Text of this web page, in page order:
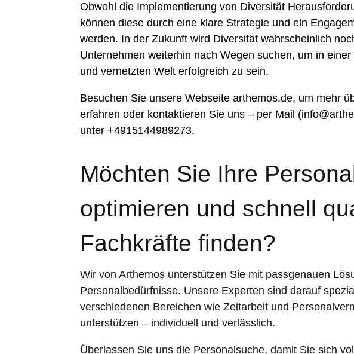
Obwohl die Implementierung von Diversität
können diese durch eine klare Strategie und ein
werden. In der Zukunft wird Diversität wahrscheinlich
Unternehmen weiterhin nach Wegen suchen, um in
und vernetzten Welt erfolgreich zu sein.
Besuchen Sie unsere Webseite arthemos.de, um mehr
erfahren oder kontaktieren Sie uns – per Mail
unter +4915144989273.
Möchten Sie Ihre
optimieren und schnell
Fachkräfte finden?
Wir von Arthemos unterstützen Sie mit passgenauen
Personalbedürfnisse. Unsere Experten sind darauf
verschiedenen Bereichen wie Zeitarbeit und
unterstützen – individuell und verlässlich.
Überlassen Sie uns die Personalsuche, damit Sie sich